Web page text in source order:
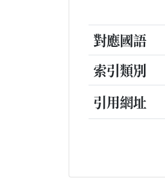
對應國語
索引類別
引用網址